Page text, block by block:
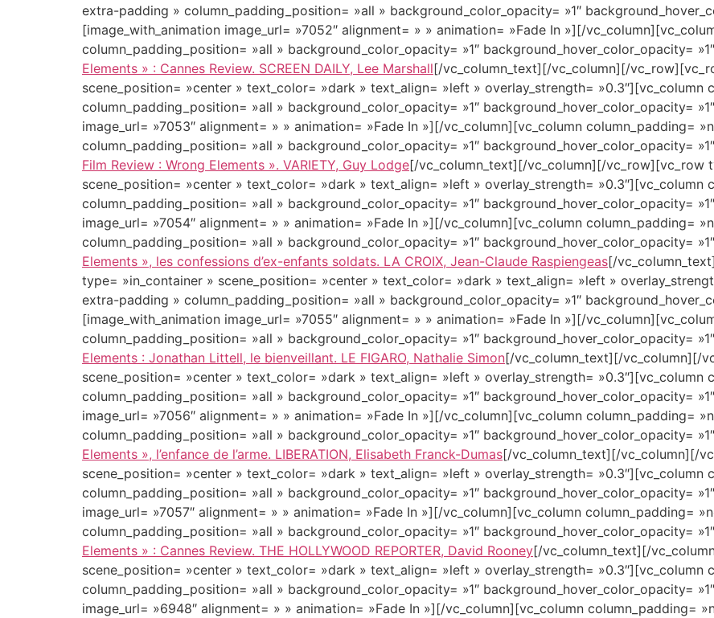
extra-padding » column_padding_position= »all » background_color_opacity= »1″
[image_with_animation image_url= »7052″ alignment= » » animation= »Fade In »][/
column_padding_position= »all » background_color_opacity= »1″ background_hover_color_opacity=
Elements » : Cannes Review. SCREEN DAILY, Lee Marshall[/vc_column_text][/vc_column][/
scene_position= »center » text_color= »dark » text_align= »left » overlay_strength= »0.3″][vc_column
column_padding_position= »all » background_color_opacity= »1″ background_hover_color_opacity=
image_url= »7053″ alignment= » » animation= »Fade In »][/vc_column][vc_column column_padding=
column_padding_position= »all » background_color_opacity= »1″ background_hover_color_opacity=
Film Review : Wrong Elements ». VARIETY, Guy Lodge[/vc_column_text][/vc_column][/vc_row][vc_row
scene_position= »center » text_color= »dark » text_align= »left » overlay_strength= »0.3″][vc_column
column_padding_position= »all » background_color_opacity= »1″ background_hover_color_opacity=
image_url= »7054″ alignment= » » animation= »Fade In »][/vc_column][vc_column column_padding=
column_padding_position= »all » background_color_opacity= »1″ background_hover_color_opacity=
Elements », les confessions d’ex-enfants soldats. LA CROIX, Jean-Claude Raspiengeas[/
type= »in_container » scene_position= »center » text_color= »dark » text_align= »left »
extra-padding » column_padding_position= »all » background_color_opacity= »1″
[image_with_animation image_url= »7055″ alignment= » » animation= »Fade In »][/
column_padding_position= »all » background_color_opacity= »1″ background_hover_color_opacity=
Elements : Jonathan Littell, le bienveillant. LE FIGARO, Nathalie Simon[/vc_column_text][/vc_column][/
scene_position= »center » text_color= »dark » text_align= »left » overlay_strength= »0.3″][vc_column
column_padding_position= »all » background_color_opacity= »1″ background_hover_color_opacity=
image_url= »7056″ alignment= » » animation= »Fade In »][/vc_column][vc_column column_padding=
column_padding_position= »all » background_color_opacity= »1″ background_hover_color_opacity=
Elements », l’enfance de l’arme. LIBERATION, Elisabeth Franck-Dumas[/vc_column_text][/vc_column][/
scene_position= »center » text_color= »dark » text_align= »left » overlay_strength= »0.3″][vc_column
column_padding_position= »all » background_color_opacity= »1″ background_hover_color_opacity=
image_url= »7057″ alignment= » » animation= »Fade In »][/vc_column][vc_column column_padding=
column_padding_position= »all » background_color_opacity= »1″ background_hover_color_opacity=
Elements » : Cannes Review. THE HOLLYWOOD REPORTER, David Rooney[/vc_column_text][/
scene_position= »center » text_color= »dark » text_align= »left » overlay_strength= »0.3″][vc_column
column_padding_position= »all » background_color_opacity= »1″ background_hover_color_opacity=
image_url= »6948″ alignment= » » animation= »Fade In »][/vc_column][vc_column column_padding=